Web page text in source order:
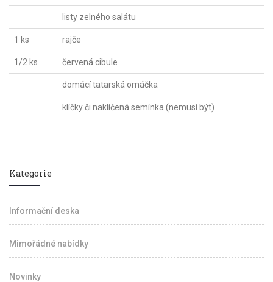
listy zelného salátu
1 ks rajče
1/2 ks červená cibule
domácí tatarská omáčka
klíčky či naklíčená semínka (nemusí být)
Kategorie
Informační deska
Mimořádné nabídky
Novinky